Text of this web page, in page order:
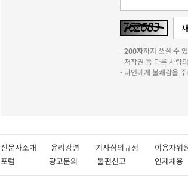
-200자까지 쓰실 수
- 저작권 등 다른 사람
- 타인에게 불쾌감을
신문사소개 윤리강령 기사심의규정 이용자
포럼
광고문의 불편신고 인재채